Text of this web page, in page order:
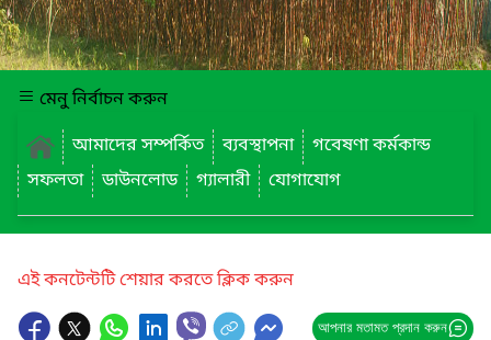
মেনু নির্বাচন করুন
আমাদের সম্পর্কিত
ব্যবস্থাপনা
গবেষণা কর্মকান্ড
সফলতা
ডাউনলোড গ্যালারী যোগাযোগ
এই কনটেন্টটি শেয়ার করতে ক্লিক করুন
আপনার মতামত প্রদান করুন